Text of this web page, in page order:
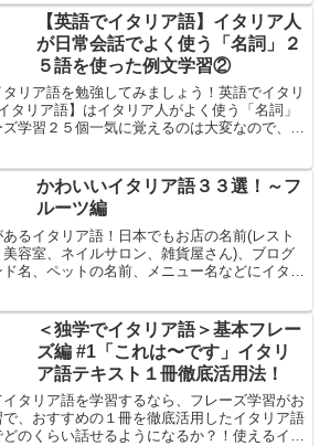
【英語でイタリア語】イタリア人
が日常会話でよく使う「名詞」２
５語を使った例文学習②
リア語を勉強してみましょう！英語でイタリ
タリア語】はイタリア人がよく使う「名詞」
学習２５個一気に覚えるのは大変なので、３
かわいいイタリア語３３選！～フ
ルーツ編
るイタリア語！日本でもお店の名前(レスト
容室、ネイルサロン、雑貨屋さん)、ブログ
名、ペットの名前、メニュー名などにイタリ
＜独学でイタリア語＞基本フレー
ズ編 #1「これは〜です」イタリ
ア語テキスト１冊徹底活用法！
タリア語を学習するなら、フレーズ学習がお
、おすすめの１冊を徹底活用したイタリア語
のくらい話せるようになるか？！使えるイタ